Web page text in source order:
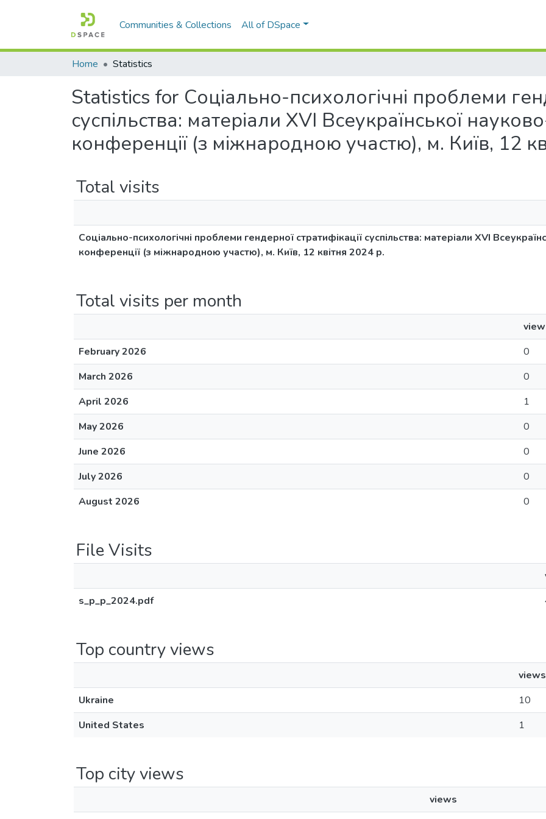
Communities & Collections All of DSpace
Home Statistics
Statistics for Соціально-психологічні проблеми
суспільства: матеріали XVІ Всеукраїнської
конференції (з міжнародною участю), м. Київ, 12
Total visits
Соціально-психологічні проблеми гендерної стратифікації суспільства: матеріали XVІ
конференції (з міжнародною участю), м. Київ, 12 квітня 2024 р.
Total visits per month
February 2026
0
March 2026
0
April 2026
1
May 2026
0
June 2026
0
July 2026
0
August 2026
0
File Visits
s_p_p_2024.pdf
Top country views
views
Ukraine
10
United States
1
Top city views
views